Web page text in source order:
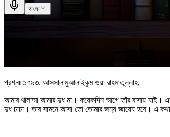
বাংলা
প্রশ্নঃ ১৭৯৩. আসসালামুআলাইকুম ওয়া রাহমাতুল্লাহ,
আমার খালাম্মা আমার দুধ মা। কয়েকদিন আগে তাঁর বাসায় যাই।
দুধ চাচা। তার সামনে আসা তো তোমার জন্য জায়েয হবে। এ কথা